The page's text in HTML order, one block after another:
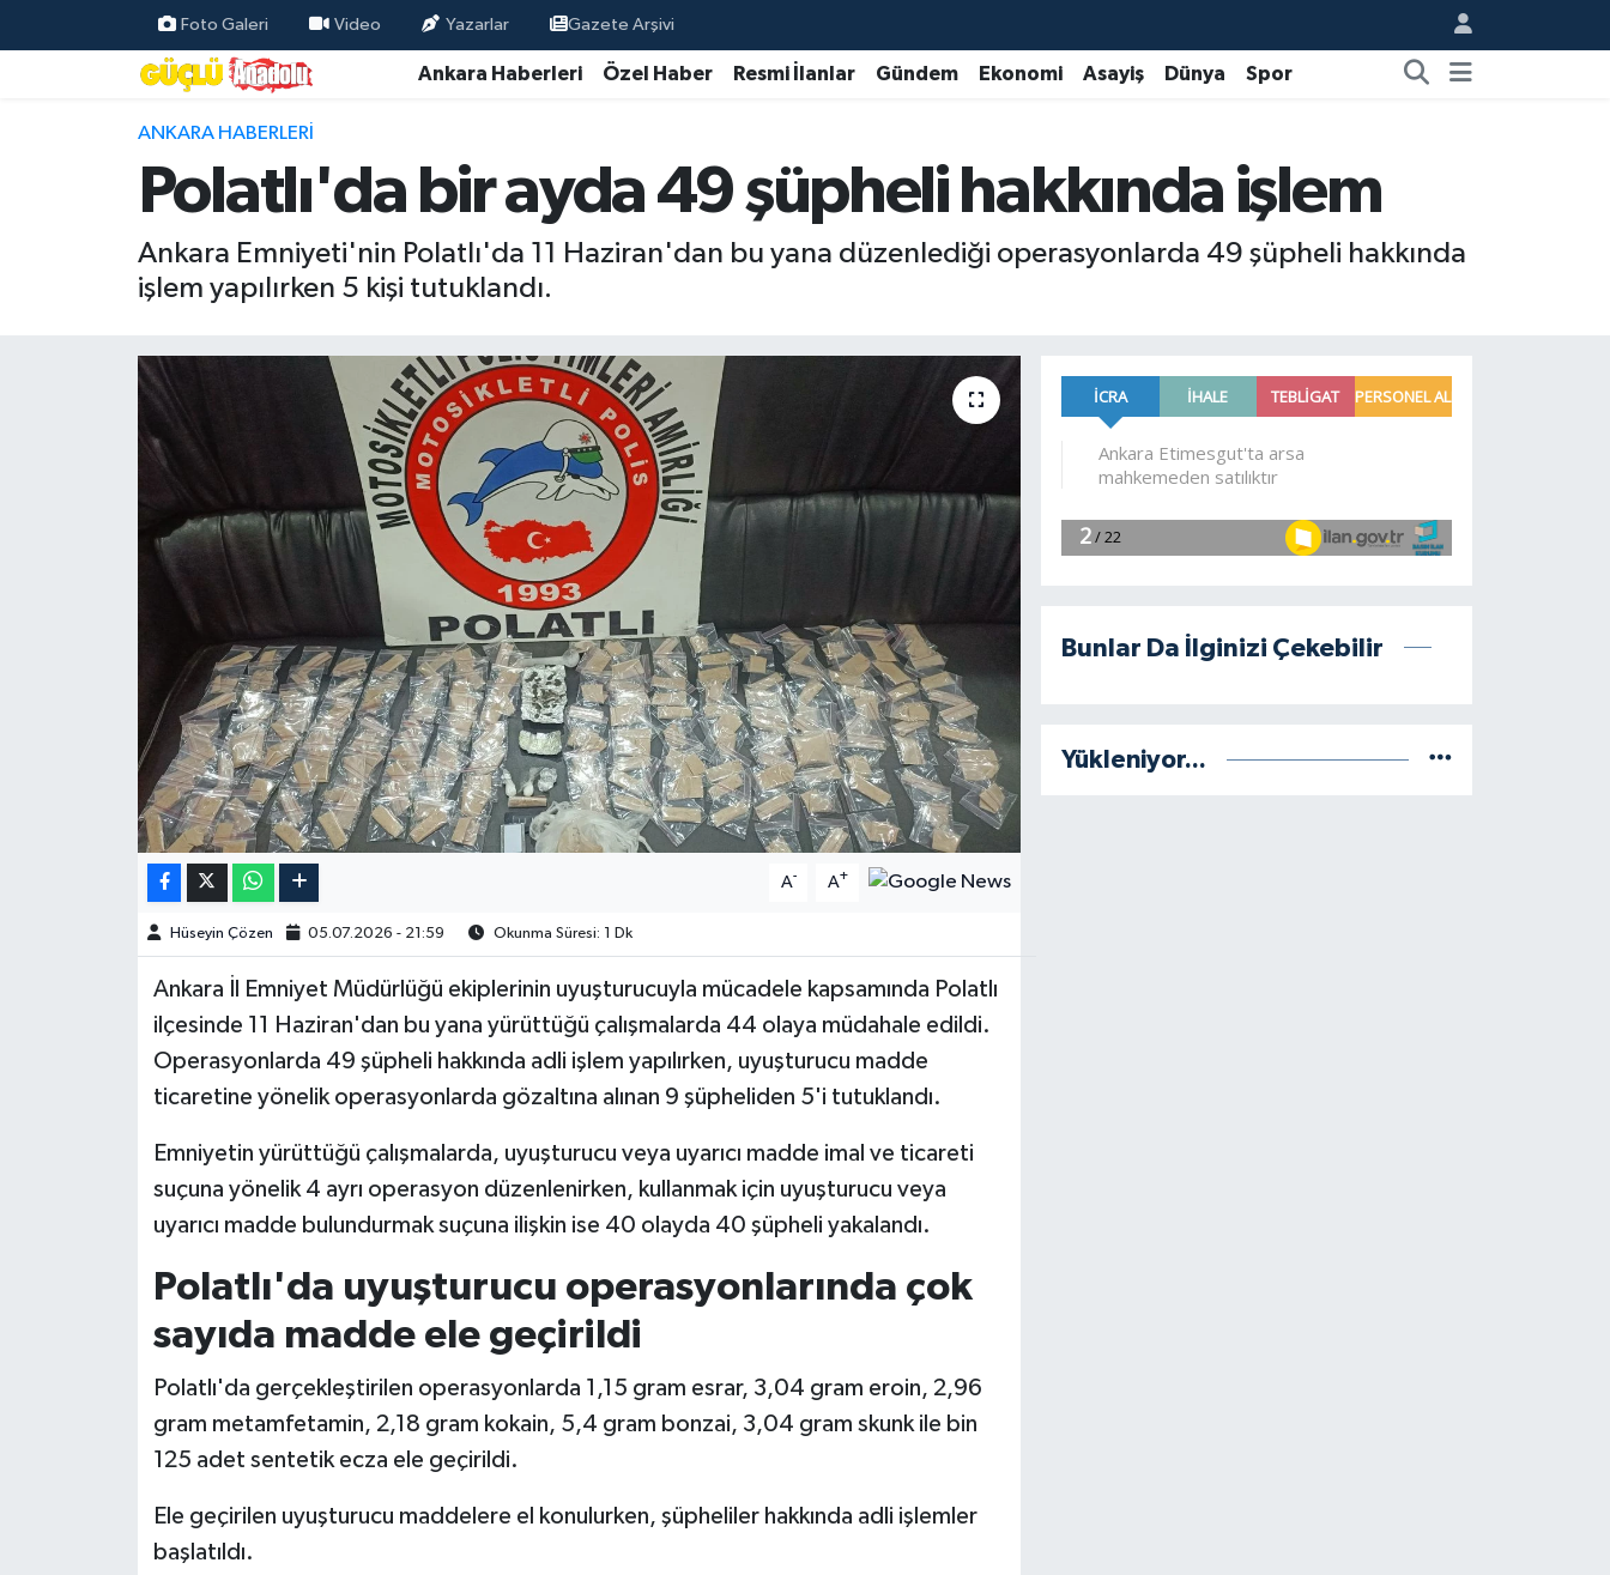
Foto Galeri Video Yazarlar Gazete Arşivi
Ankara Haberleri Özel Haber Resmi İlanlar Gündem Ekonomi Asayiş Dünya Spor
ANKARA HABERLERI
Polatlı'da bir ayda 49 şüpheli hakkında işlem
Ankara Emniyeti'nin Polatlı'da 11 Haziran'dan bu yana düzenlediği operasyonlarda 49 şüpheli hakkında
işlem yapılırken 5 kişi tutuklandı.
A- A+
Hüseyin Çözen 05.07.2026 - 21:59 Okunma Süresi: 1 Dk
Ankara İl Emniyet Müdürlüğü ekiplerinin uyuşturucuyla mücadele kapsamında Polatlı
ilçesinde 11 Haziran'dan bu yana yürüttüğü çalışmalarda 44 olaya müdahale edildi.
Operasyonlarda 49 şüpheli hakkında adli işlem yapılırken, uyuşturucu madde
ticaretine yönelik operasyonlarda gözaltına alınan 9 şüpheliden 5'i tutuklandı.
Emniyetin yürüttüğü çalışmalarda, uyuşturucu veya uyarıcı madde imal ve ticareti
suçuna yönelik 4 ayrı operasyon düzenlenirken, kullanmak için uyuşturucu veya
uyarıcı madde bulundurmak suçuna ilişkin ise 40 olayda 40 şüpheli yakalandı.
Polatlı'da uyuşturucu operasyonlarında çok
sayıda madde ele geçirildi
Polatlı'da gerçekleştirilen operasyonlarda 1,15 gram esrar, 3,04 gram eroin, 2,96
gram metamfetamin, 2,18 gram kokain, 5,4 gram bonzai, 3,04 gram skunk ile bin
125 adet sentetik ecza ele geçirildi.
Ele geçirilen uyuşturucu maddelere el konulurken, şüpheliler hakkında adli işlemler
başlatıldı.
Bunlar Da İlginizi Çekebilir
Yükleniyor...
Özel Haber
Resmi İlanlar
Ekonomi
Hava Durumu
Kim kimdir?
Teknoloji